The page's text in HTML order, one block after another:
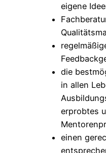
eigene
die
in allen
erprobtes
einen